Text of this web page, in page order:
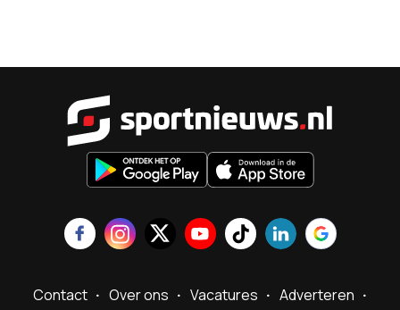
Contact Over ons Vacatures Adverteren